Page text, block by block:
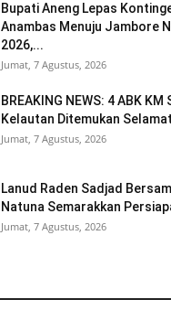
Bupati Aneng Lepas
Anambas Menuju Jambore
2026,...
Jumat, 7 Agustus, 2026
BREAKING NEWS: 4 ABK
Kelautan Ditemukan
Jumat, 7 Agustus, 2026
Lanud Raden Sadjad
Natuna Semarakkan
Jumat, 7 Agustus, 2026